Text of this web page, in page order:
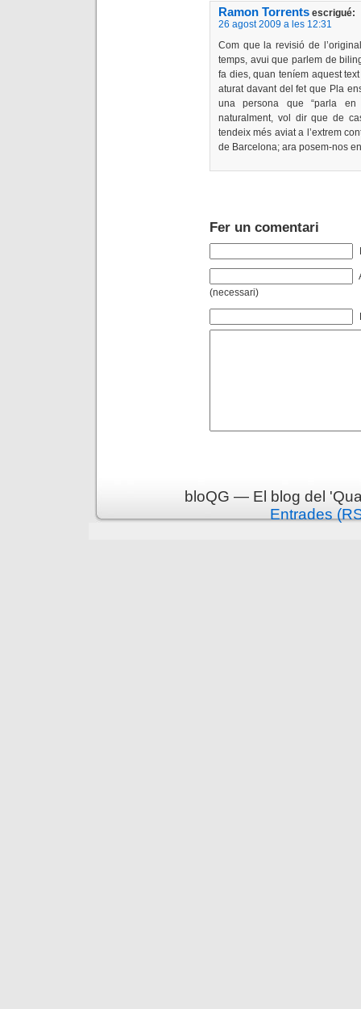
Ramon Torrents escrigué:
26 agost 2009 a les 12:31
Com que la revisió de
temps, avui que parlem de
fa dies, quan teníem aquest
aturat davant del fet que Pla
una persona que “parla en
naturalment, vol dir que de
tendeix més aviat a l’extrem
de Barcelona; ara posem-nos
Fer un comentari
(necessari)
bloQG — El blog del
Entrades